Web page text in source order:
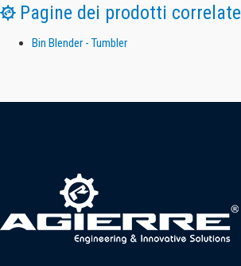
Pagine dei prodotti correlate
Bin Blender - Tumbler